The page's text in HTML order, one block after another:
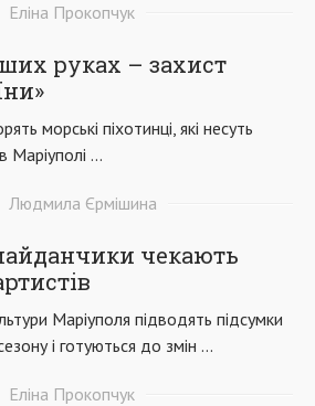
Еліна Прокопчук
руках – захист
морські піхотинці, які несуть
Маріуполі ...
Людмила Єрмішина
чекають
Маріуполя підводять підсумки
і готуються до змін ...
Еліна Прокопчук